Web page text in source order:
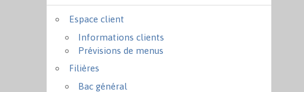
Espace client
Informations clients
Prévisions de menus
Filières
Bac général